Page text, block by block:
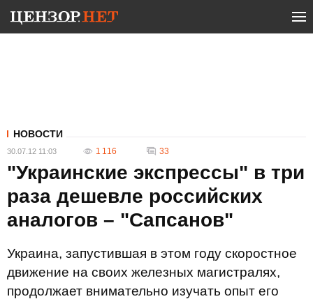
НОВОСТИ
30.07.12 11:03 1 116 33
"Украинские экспрессы" в три
раза дешевле российских
аналогов – "Сапсанов"
Украина, запустившая в этом году скоростное
движение на своих железных магистралях,
продолжает внимательно изучать опыт его